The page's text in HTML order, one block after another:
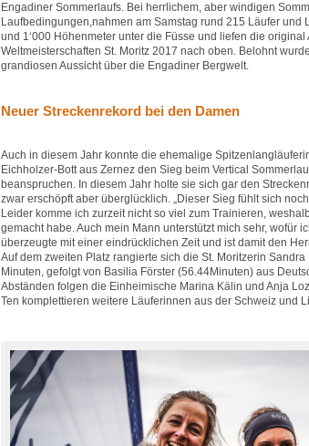
Engadiner Sommerlaufs. Bei herrlichem, aber windigen
Laufbedingungen,nahmen am Samstag rund 215 Läufer und
und 1‘000 Höhenmeter unter die Füsse und liefen die original
Weltmeisterschaften St. Moritz 2017 nach oben. Belohnt
grandiosen Aussicht über die Engadiner Bergwelt.
Neuer Streckenrekord bei den Damen
Auch in diesem Jahr konnte die ehemalige
Eichholzer-Bott aus Zernez den Sieg beim Vertical
beanspruchen. In diesem Jahr holte sie sich gar den
zwar erschöpft aber überglücklich. „Dieser Sieg fühlt sich
Leider komme ich zurzeit nicht so viel zum Trainieren,
gemacht habe. Auch mein Mann unterstützt mich sehr, wofür
überzeugte mit einer eindrücklichen Zeit und ist damit den
Auf dem zweiten Platz rangierte sich die St. Moritzerin
Minuten, gefolgt von Basilia Förster (56.44Minuten) aus
Abständen folgen die Einheimische Marina Kälin und Anja
Ten komplettieren weitere Läuferinnen aus der Schweiz und